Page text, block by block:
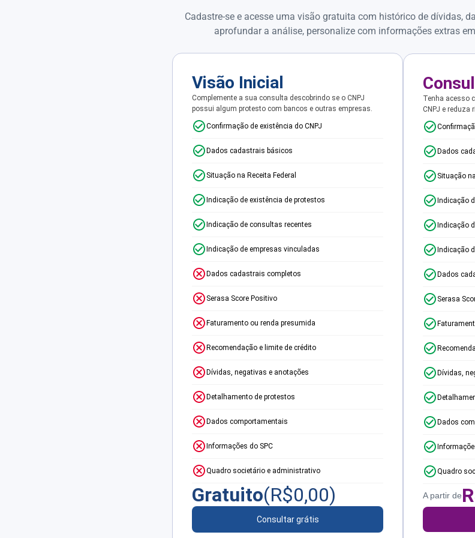
Cadastre-se e acesse uma visão gratuita com histórico de dívidas,
aprofundar a análise, personalize com informações extras
Visão Inicial
Complemente a sua consulta descobrindo se o CNPJ
possui algum protesto com bancos e outras empresas.
Confirmação de existência do CNPJ
Dados cadastrais básicos
Situação na Receita Federal
Indicação de existência de protestos
Indicação de consultas recentes
Indicação de empresas vinculadas
Dados cadastrais completos
Serasa Score Positivo
Faturamento ou renda presumida
Recomendação e limite de crédito
Dívidas, negativas e anotações
Detalhamento de protestos
Dados comportamentais
Informações do SPC
Quadro societário e administrativo
Gratuito(R$0,00)
Consultar grátis
Tenha acesso
CNPJ e reduza
Dados
Situação
Indicação
Indicação
Indicação
Dados
Serasa
Dívidas,
Dados
Quadro
A partir de